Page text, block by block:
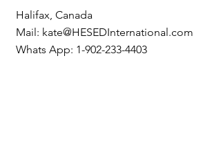
Halifax, Canada
Mail: kate@HESEDInternational.com
Whats App: 1-902-233-4403